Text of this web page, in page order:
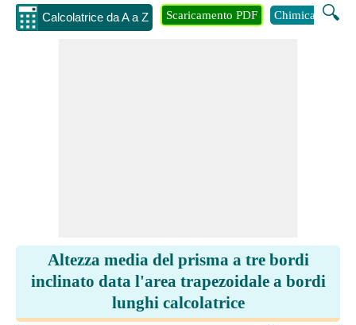
Calcolatrice da A a Z 🔍
Scaricamento PDF Chimica
Altezza media del prisma a tre bordi
inclinato data l'area trapezoidale a bordi
lunghi calcolatrice